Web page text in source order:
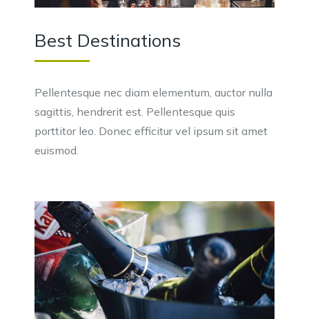
Best Destinations
Pellentesque nec diam elementum, auctor nulla
sagittis, hendrerit est. Pellentesque quis
porttitor leo. Donec efficitur vel ipsum sit amet
euismod.